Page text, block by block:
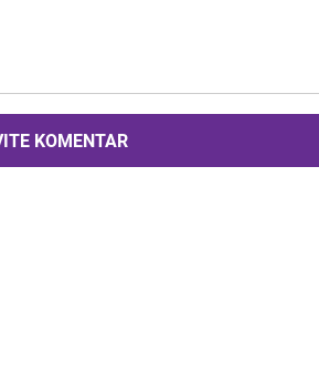
KOMENTAR